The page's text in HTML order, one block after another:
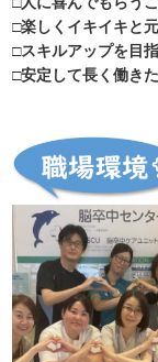
□楽しくイキイキと
□スキルアップを目
□安定して長く働き